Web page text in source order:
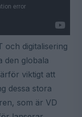
och digitalisering
den globala
viktigt att
dessa stora
som är VD